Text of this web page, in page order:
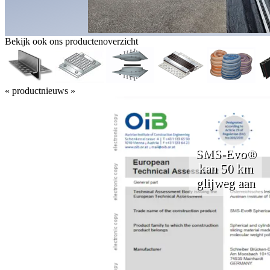
Bekijk ook ons productenoverzicht
« productnieuws »
SMS-Evo®
kan 50 km
glijweg aan